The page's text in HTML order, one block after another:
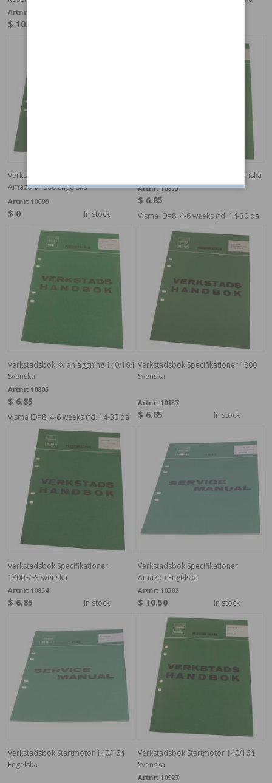
Artnr:
$ 10.82
Verkstadsbok Fjädring/Stötdämpare
Amazon/1800 Engelska
Artnr: 10099
$ 0 In stock
Verkstadsbok Koppling 164 Svenska
Artnr:10873
$ 6.85
Visma ID=8. 4-6 weeks (fd. 14-30 da
Verkstadsbok Kylanläggning 140/164
Svenska
Artnr: 10805
$ 6.85
Visma ID=8. 4-6 weeks (fd. 14-30 da
Verkstadsbok Specifikationer 1800
Svenska
Artnr: 10137
$ 6.85 In stock
Verkstadsbok Specifikationer
1800E/ES Svenska
Artnr: 10854
$ 6.85 In stock
Verkstadsbok Specifikationer
Amazon Engelska
Artnr: 10302
$ 10.50 In stock
Verkstadsbok Startmotor 140/164
Engelska
Verkstadsbok Startmotor 140/164
Svenska
Artnr: 10927